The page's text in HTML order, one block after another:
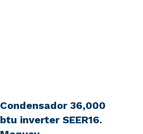
Condensador 36,000
btu inverter SEER16.